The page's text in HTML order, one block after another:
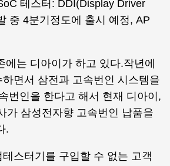
테스터: DDI(Display Driver
중 4분기정도에 출시 예정, AP
에는 디아이가 하고 있다.작년에
면서 삼전과 고속번인 시스템을
번인을 한다고 해서 현재 디아이,
가 삼성전자향 고속번인 납품을
.
스터기를 구입할 수 없는 고객